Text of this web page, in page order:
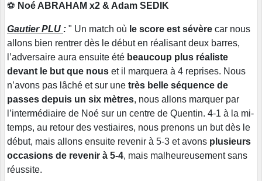
⚽ Noé ABRAHAM x2 & Adam SEDIK
Gautier PLU : " Un match où le score est sévère car nous
allons bien rentrer dès le début en réalisant deux barres,
l’adversaire aura ensuite été beaucoup plus réaliste
devant le but que nous et il marquera à 4 reprises. Nous
n’avons pas lâché et sur une très belle séquence de
passes depuis un six mètres, nous allons marquer par
l’intermédiaire de Noé sur un centre de Quentin. 4-1 à la mi-
temps, au retour des vestiaires, nous prenons un but dès le
début, mais allons ensuite revenir à 5-3 et avons plusieurs
occasions de revenir à 5-4, mais malheureusement sans
réussite.